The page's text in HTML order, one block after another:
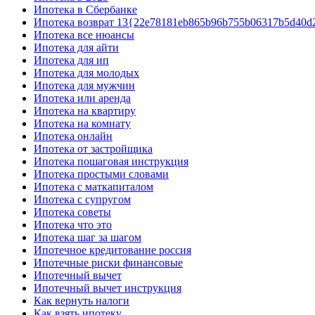
Ипотека в Сбербанке
Ипотека возврат
Ипотека все нюансы
Ипотека для айти
Ипотека для ип
Ипотека для молодых
Ипотека для мужчин
Ипотека или аренда
Ипотека на квартиру
Ипотека на комнату
Ипотека онлайн
Ипотека от застройщика
Ипотека пошаговая инструкция
Ипотека простыми словами
Ипотека с маткапиталом
Ипотека с супругом
Ипотека советы
Ипотека что это
Ипотека шаг за шагом
Ипотечное кредитование россия
Ипотечные риски финансовые
Ипотечный вычет
Ипотечный вычет инструкция
Как вернуть налоги